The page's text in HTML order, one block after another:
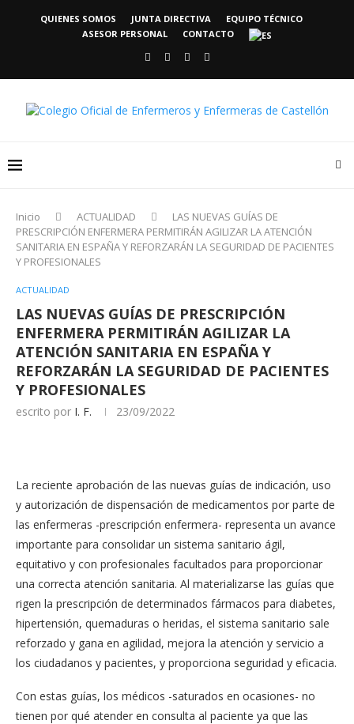
QUIENES SOMOS JUNTA DIRECTIVA
EQUIPO TÉCNICO
ASESOR PERSONAL
CONTACTO
Inicio ACTUALIDAD
LAS NUEVAS GUÍAS DE
PRESCRIPCIÓN ENFERMERA PERMITIRÁN AGILIZAR LA ATENCIÓN
SANITARIA EN ESPAÑA Y REFORZARÁN LA SEGURIDAD DE PACIENTES
Y PROFESIONALES
ACTUALIDAD
LAS NUEVAS GUÍAS DE PRESCRIPCIÓN
ENFERMERA PERMITIRÁN AGILIZAR LA
ATENCIÓN SANITARIA EN ESPAÑA Y
REFORZARÁN LA SEGURIDAD DE PACIENTES
Y PROFESIONALES
escrito por I. F. 23/09/2022
La reciente aprobación de las nuevas guías de indicación, uso
y autorización de dispensación de medicamentos por parte de
las enfermeras -prescripción enfermera- representa un avance
importante para consolidar un sistema sanitario ágil,
equitativo y con profesionales facultados para proporcionar
una correcta atención sanitaria. Al materializarse las guías que
rigen la prescripción de determinados fármacos para diabetes,
hipertensión, quemaduras o heridas, el sistema sanitario sale
reforzado y gana en agilidad, mejora la atención y servicio a
los ciudadanos y pacientes, y proporciona seguridad y eficacia.
Con estas guías, los médicos -saturados en ocasiones- no
tienen por qué atender en consulta al paciente ya que las